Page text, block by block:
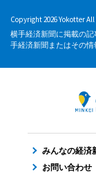
Copyright 2026 Yokotter
横手経済新聞に掲載の
手経済新聞またはその情
みんなの経済
お問い合わせ